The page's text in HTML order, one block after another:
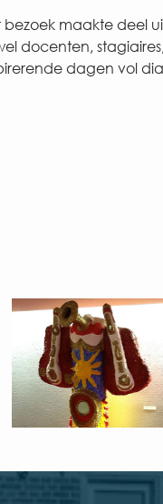
bezoek maakte deel
docenten,
dagen vol